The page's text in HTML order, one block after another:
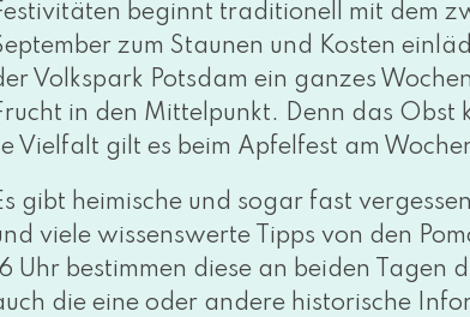
beginnt tra­di­tio­nell mit dem
zum Staunen und Kosten
Volkspark Potsdam ein gan­zes
in den Mittelpunkt. Denn das Obst
Vielfalt gilt es beim Apfelfest am
gibt hei­mi­sche und sogar fast
vie­le wis­sens­wer­te Tipps von den
Uhr bestim­men die­se an bei­den Tagen
die eine oder ande­re his­to­ri­sche